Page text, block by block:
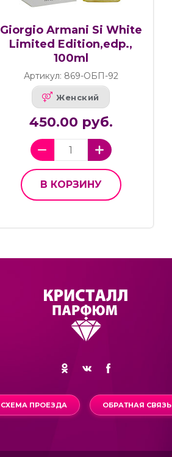
Giorgio Armani Si White
Limited Edition,edp.,
100ml
Артикул: 869-ОБП-92
Женский
450.00 руб.
В КОРЗИНУ
СХЕМА ПРОЕЗДА ОБРАТНАЯ СВЯЗЬ